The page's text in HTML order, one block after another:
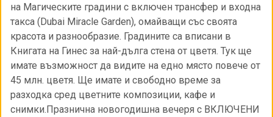
на Магическите градини с включен трансфер и входна
такса (Dubai Miracle Garden), омайващи със своята
красота и разнообразие. Градините са вписани в
Книгата на Гинес за най-дълга стена от цветя. Тук ще
имате възможност да видите на едно място повече от
45 млн. цветя. Ще имате и свободно време за
разходка сред цветните композиции, кафе и
снимки.Празнична новогодишна вечеря с ВКЛЮЧЕНИ